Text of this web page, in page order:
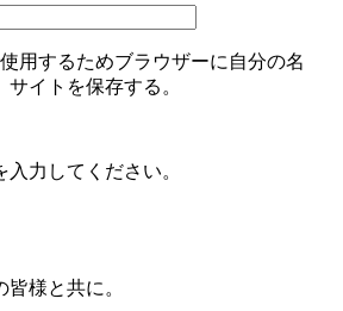
用するためブラウザーに自分の名
イトを保存する。
力してください。
様と共に。